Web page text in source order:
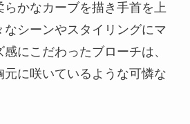
らかなカーブを描き手首を上
なシーンやスタイリングにマ
にこだわったブローチは、
元に咲いているような可憐な